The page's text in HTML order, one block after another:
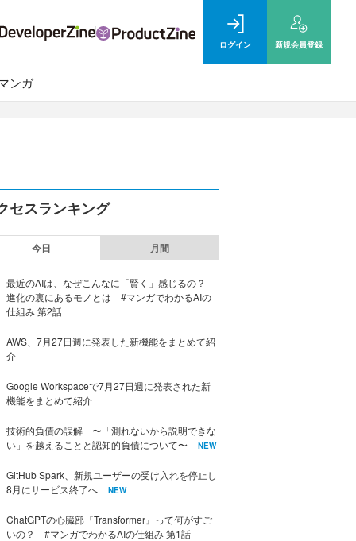
ログイン 新規会員登録
ンガ
セスランキング
今日 月間
最近のAIは、なぜこんなに「賢く」感じるの？
進化の裏にあるモノとは #マンガでわかるAIの
仕組み 第2話
AWS、7月27日週に発表した新機能をまとめて紹
介
Google Workspaceで7月27日週に発表された新
機能をまとめて紹介
技術的負債の誤解 〜「測れないから説明できな
い」を越えることと認知的負債について〜
NEW
GitHub Spark、新規ユーザーの受け入れを停止し
8月にサービス終了へ
NEW
ChatGPTの心臓部『Transformer』って何がすご
いの？ #マンガでわかるAIの仕組み 第1話